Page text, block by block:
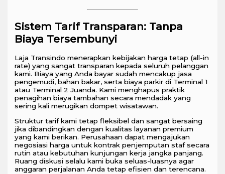
Sistem Tarif Transparan: Tanpa
Biaya Tersembunyi
Laja Transindo menerapkan kebijakan harga tetap (all-in
rate) yang sangat transparan kepada seluruh pelanggan
kami. Biaya yang Anda bayar sudah mencakup jasa
pengemudi, bahan bakar, serta biaya parkir di Terminal 1
atau Terminal 2 Juanda. Kami menghapus praktik
penagihan biaya tambahan secara mendadak yang
sering kali merugikan dompet wisatawan.
Struktur tarif kami tetap fleksibel dan sangat bersaing
jika dibandingkan dengan kualitas layanan premium
yang kami berikan. Perusahaan dapat mengajukan
negosiasi harga untuk kontrak penjemputan staf secara
rutin atau kebutuhan kunjungan kerja jangka panjang.
Ruang diskusi selalu kami buka seluas-luasnya agar
anggaran perjalanan Anda tetap efisien dan terencana.